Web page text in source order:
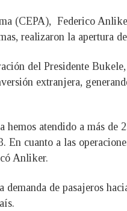
(CEPA), Federico
realizaron la apertura
del Presidente
extranjera,
atendido a más
cuanto a las
Anliker.
de pasajeros